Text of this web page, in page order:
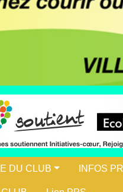
DU CLUB INFOS